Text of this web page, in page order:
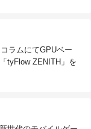
ラムにてGPUベー
tyFlow ZENITH」を